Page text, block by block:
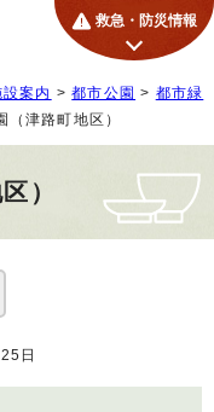
救急・防災情報
設案内 >都市公園 > 都市緑
津路町地区）
）
日